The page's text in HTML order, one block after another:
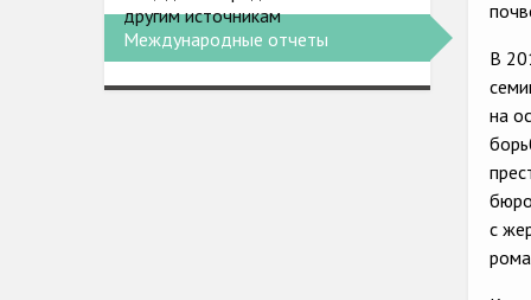
другим источникам
Международные отчеты
В
на
с